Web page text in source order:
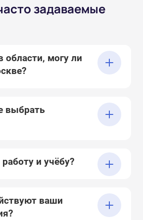
задаваемые
области, могу ли
выбрать
и учёбу?
ваши